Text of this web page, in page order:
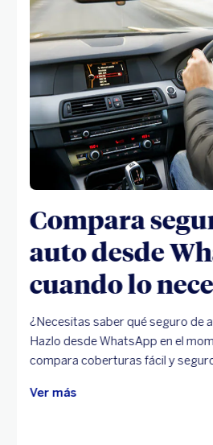
Compara
auto desde
cuando lo
¿Necesitas saber qué seguro de
Hazlo desde WhatsApp en el
compara coberturas fácil y
Ver más